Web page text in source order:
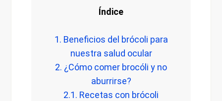
Índice
1. Beneficios del brócoli para
nuestra salud ocular
2. ¿Cómo comer brocóli y no
aburrirse?
2.1. Recetas con brócoli